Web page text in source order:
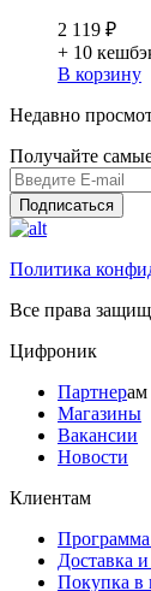
2 119 ₽
+ 10
В корзину
Недавно
Получайте
Подписаться
Политика
Все права
Цифроник
Партнерам
Магазины
Вакансии
Новости
Клиентам
Программа
Доставка
Покупка в